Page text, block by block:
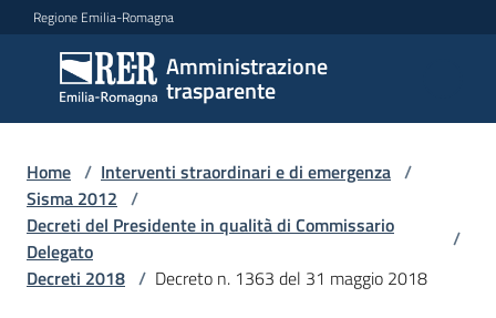
Vai al contenuto
Vai alla navigazione
Vai al footer
Regione Emilia-Romagna
Amministrazione
trasparente
Amministrazione
trasparente
Sottosezioni
Accesso
Home / Interventi straordinari e di emergenza /
Sisma 2012 /
Decreti del Presidente in qualità di Commissario
Delegato
/
Decreti 2018 / Decreto n. 1363 del 31 maggio 2018